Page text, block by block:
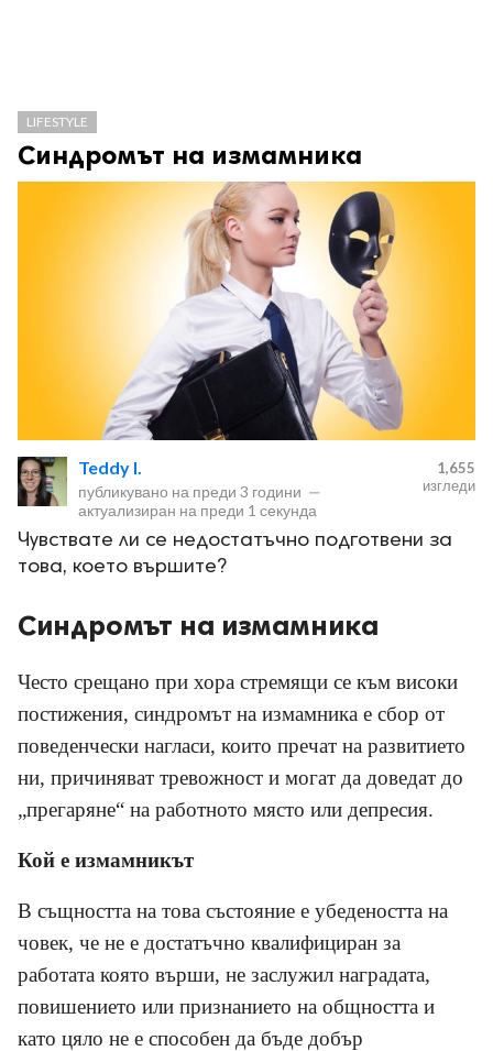
LIFESTYLE
Синдромът на измамника
Teddy I.
публикувано на преди 3 години —
актуализиран на преди 1 секунда
1,655
изгледи
Чувствате ли се недостатъчно подготвени за
това, което вършите?
Синдромът на измамника
Често срещано при хора стремящи се към високи
постижения, синдромът на измамника е сбор от
поведенчески нагласи, които пречат на развитието
ни, причиняват тревожност и могат да доведат до
„прегаряне“ на работното място или депресия.
Кой е измамникът
В същността на това състояние е убедеността на
човек, че не е достатъчно квалифициран за
работата която върши, не заслужил наградата,
повишението или признанието на общността и
като цяло не е способен да бъде добър